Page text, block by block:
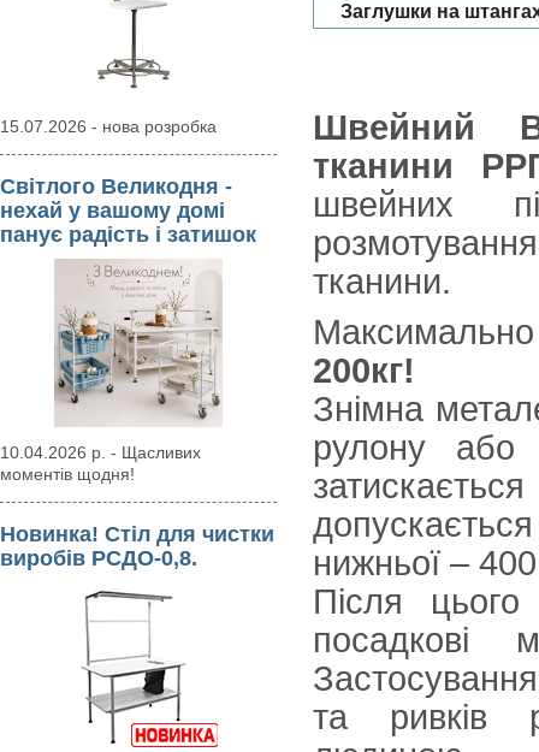
15.07.2026 - нова розробка
Світлого Великодня -
нехай у вашому домі
панує радість і затишок
10.04.2026 р. - Щасливих
моментів щодня!
Новинка! Стіл для чистки
виробів РСДО-0,8.
Заглушки на
Швейний
тканини
швейних
тканини.
200кг!
Знімна
рулону або
нижньої –
Після цього
посадкові
та ривків